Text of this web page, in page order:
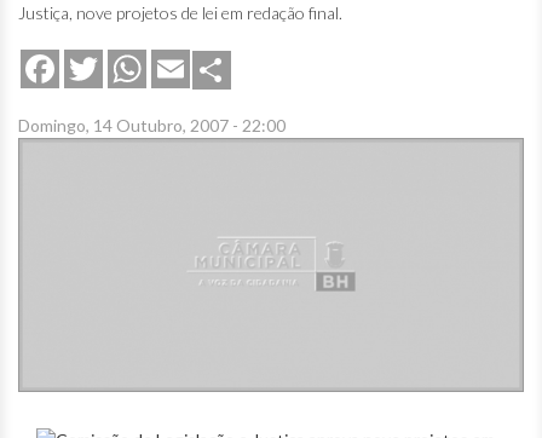
Justiça, nove projetos de lei em redação final.
FacebookTwitterWhatsApp
Email
Domingo, 14 Outubro, 2007 - 22:00